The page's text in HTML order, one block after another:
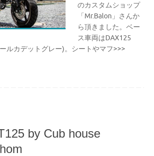
のカスタムショップ
「Mr.Balon」さんか
ら頂きました。ベー
ス車両はDAX125
ルカデットグレー)。シートやマフ>>>
by Cub house